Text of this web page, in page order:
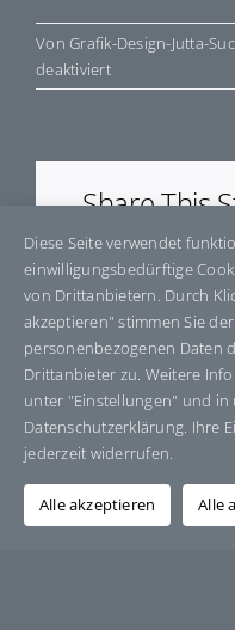
VonGrafik-Design-Jutta-
deaktiviertfür
E6819
Share This
Facebook Bluesky
Über den Autor:
Diese Seite verwendet
einwilligungsbedürftige
von Drittanbietern. Durch
akzeptieren" stimmen Sie
personenbezogenen Daten
Drittanbieter zu. Weitere
unter "Einstellungen" und in
Datenschutzerklärung. Ihre
jederzeit widerrufen.
Alle akzeptieren Alle